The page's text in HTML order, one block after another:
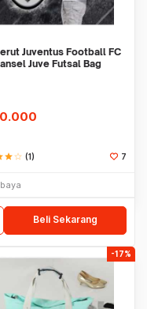
Juventus Football FC
Juve Futsal Bag
starstar_border (1) 7
Beli Sekarang
-17%